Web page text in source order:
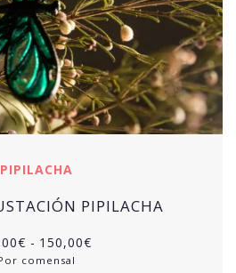
PIPILACHA
PIPILACHA
€ - 150,00€
comensal